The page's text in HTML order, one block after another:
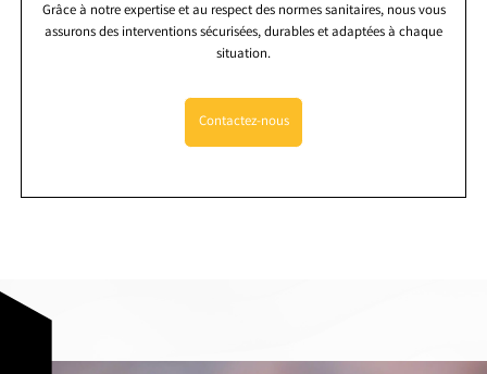
Grâce à notre expertise et au respect des normes sanitaires, nous vous
assurons des interventions sécurisées, durables et adaptées à chaque
situation.
Contactez-nous